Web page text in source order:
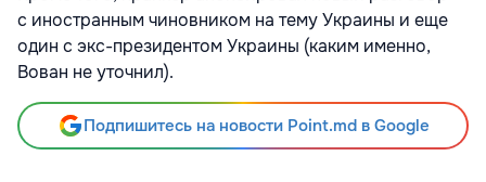
с иностранным чиновником на тему Украины и еще
один с экс-президентом Украины (каким именно,
Вован не уточнил).
Подпишитесь на новости Point.md в Google